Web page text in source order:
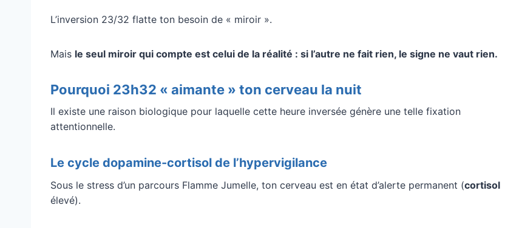
L’inversion 23/32 flatte ton besoin de « miroir ».
Mais le seul miroir qui compte est celui de la réalité : si l’autre ne fait rien, le signe ne vaut rien.
Pourquoi 23h32 « aimante » ton cerveau la nuit
Il existe une raison biologique pour laquelle cette heure inversée génère une telle fixation
attentionnelle.
Le cycle dopamine-cortisol de l’hypervigilance
Sous le stress d’un parcours Flamme Jumelle, ton cerveau est en état d’alerte permanent (cortisol
élevé).